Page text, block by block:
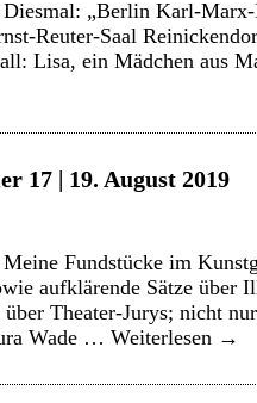
„Berlin Karl-
Reuter-Saal
Lisa, ein Mädchen aus
17 | 19. August 2019
Fundstücke im
aufklärende Sätze
Theater-Jurys; nicht
Wade … Weiterlesen →